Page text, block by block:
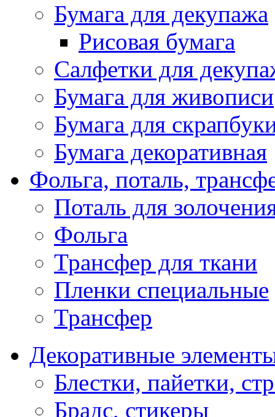
Бумага для декупажа
Рисовая бумага
Салфетки для
Бумага для живописи
Бумага для
Бумага декоративная
Фольга, поталь,
Поталь для
Фольга
Трансфер для ткани
Пленки специальные
Трансфер
Декоративные
Блестки, пайетки,
Брадс, стикеры